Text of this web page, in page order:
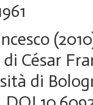
César
di